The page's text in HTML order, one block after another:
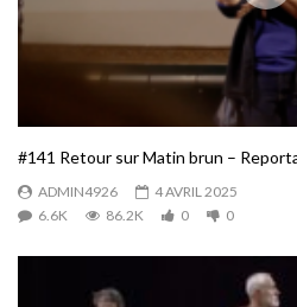
#141 Retour sur Matin brun –
ADMIN4926
4 AVRIL 2025
6.6K
86.2K 0 0